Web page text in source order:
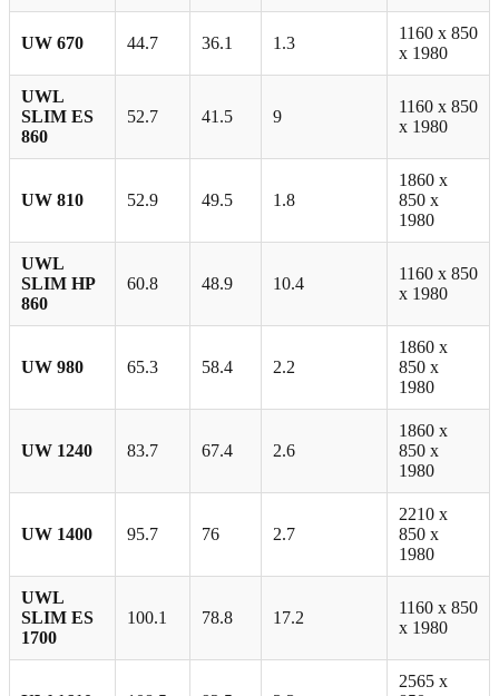
UW 670 44.7 36.1 1.3
1160 х 850
х 1980
UWL
SLIM ES
860
52.7 41.5 9
1160 x 850
x 1980
UW 810 52.9 49.5 1.8
1860 х
850 х
1980
UWL
SLIM HP
860
60.8 48.9 10.4
1160 x 850
x 1980
UW 980 65.3 58.4 2.2
1860 х
850 х
1980
UW 1240 83.7 67.4 2.6
1860 х
850 х
1980
UW 1400 95.7 76 2.7
2210 х
850 х
1980
UWL
SLIM ES
1700
100.1 78.8 17.2
1160 x 850
x 1980
2565 х